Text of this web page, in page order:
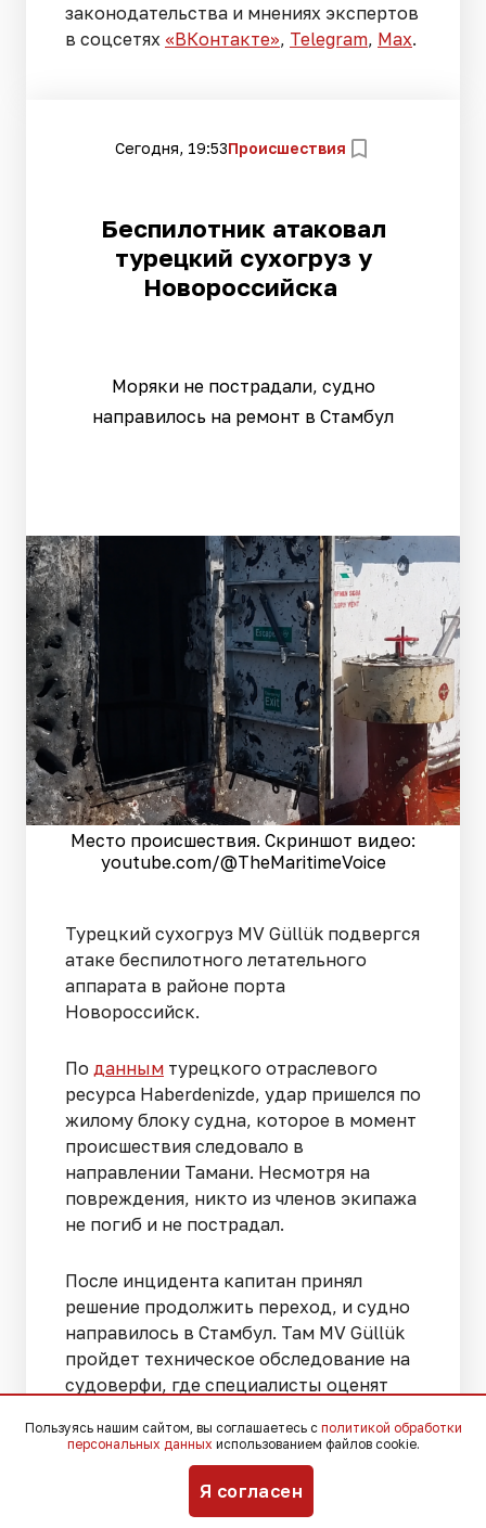
законодательства и мнениях экспертов
в соцсетях «ВКонтакте», Telegram, Мах.
Сегодня, 19:53Происшествия
Беспилотник атаковал
турецкий сухогруз у
Новороссийска
Моряки не пострадали, судно
направилось на ремонт в Стамбул
Место происшествия. Скриншот видео:
youtube.com/@TheMaritimeVoice
Турецкий сухогруз MV Güllük подвергся
атаке беспилотного летательного
аппарата в районе порта
Новороссийск.
По данным турецкого отраслевого
ресурса Haberdenizde, удар пришелся по
жилому блоку судна, которое в момент
происшествия следовало в
направлении Тамани. Несмотря на
повреждения, никто из членов экипажа
не погиб и не пострадал.
После инцидента капитан принял
решение продолжить переход, и судно
направилось в Стамбул. Там MV Güllük
пройдет техническое обследование на
судоверфи, где специалисты оценят
определят объем необходимых
восстановительных работ.
Как сообщает Haberdenizde, MV Güllük —
Пользуясь нашим сайтом, вы соглашаетесь с политикой обработки
персональных данных использованием файлов cookie.
Я согласен